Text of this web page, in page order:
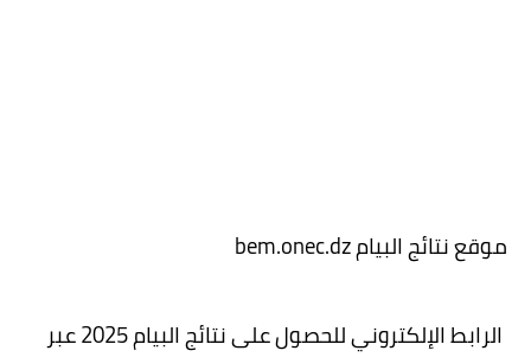
موقع نتائج البيام bem.onec.dz
الرابط الإلكتروني للحصول على نتائج البيام 2025 عبر